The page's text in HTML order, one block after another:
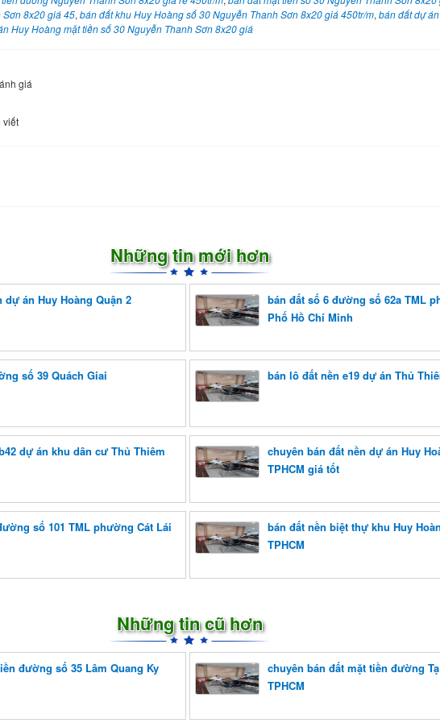
8x20 giá 45, bán đất khu Huy Hoàng số 30 Nguyễn Thanh Sơn 8x20 giá 450tr/m, bán đất dự
Huy Hoàng mặt tiền số 30 Nguyễn Thanh Sơn 8x20 giá
giá
viết
Những tin mới hơn
dự án Huy Hoàng Quận 2
bán đất số 6 đường số 62a TML
Phố Hồ Chí Minh
số 39 Quách Giai bán lô đất nền e19 dự án Thủ
dự án khu dân cư Thủ Thiêm
chuyên bán đất nền dự án Huy
TPHCM giá tốt
số 101 TML phường Cát Lái
bán đất nền biệt thự khu Huy
TPHCM
Những tin cũ hơn
đường số 35 Lâm Quang Ky
chuyên bán đất mặt tiền đường
TPHCM